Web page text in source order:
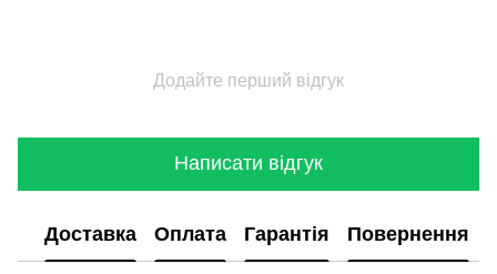
Додайте перший відгук
Написати відгук
Доставка Оплата Гарантія Повернення